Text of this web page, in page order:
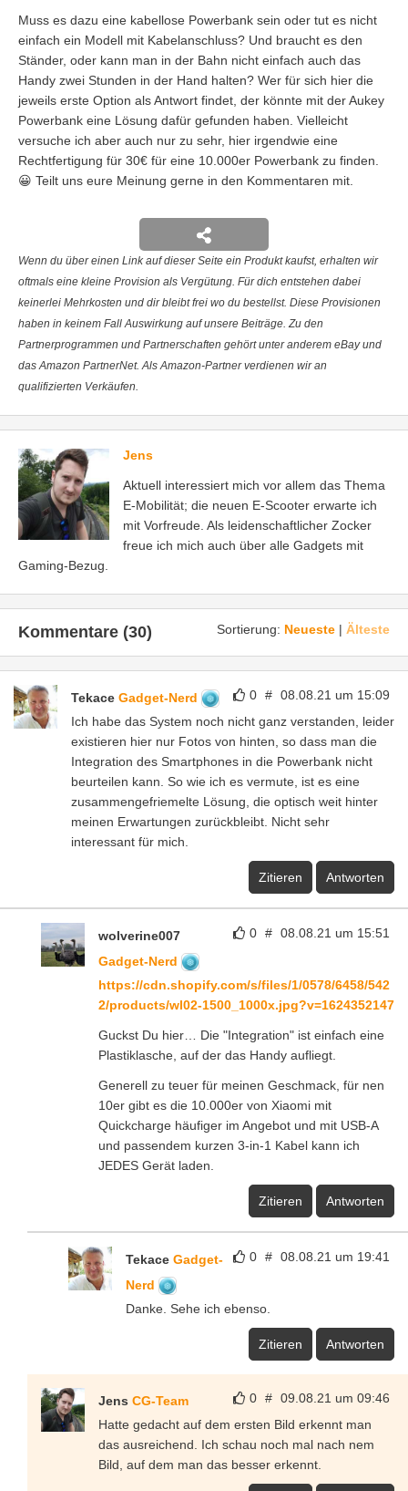
Muss es dazu eine kabellose Powerbank sein oder tut es nicht
einfach ein Modell mit Kabelanschluss? Und braucht es den
Ständer, oder kann man in der Bahn nicht einfach auch das
Handy zwei Stunden in der Hand halten? Wer für sich hier die
jeweils erste Option als Antwort findet, der könnte mit der Aukey
Powerbank eine Lösung dafür gefunden haben. Vielleicht
versuche ich aber auch nur zu sehr, hier irgendwie eine
Rechtfertigung für 30€ für eine 10.000er Powerbank zu finden.
😀 Teilt uns eure Meinung gerne in den Kommentaren mit.
Wenn du über einen Link auf dieser Seite ein Produkt kaufst, erhalten wir
oftmals eine kleine Provision als Vergütung. Für dich entstehen dabei
keinerlei Mehrkosten und dir bleibt frei wo du bestellst. Diese Provisionen
haben in keinem Fall Auswirkung auf unsere Beiträge. Zu den
Partnerprogrammen und Partnerschaften gehört unter anderem eBay und
das Amazon PartnerNet. Als Amazon-Partner verdienen wir an
qualifizierten Verkäufen.
Jens
Aktuell interessiert mich vor allem das Thema
E-Mobilität; die neuen E-Scooter erwarte ich
mit Vorfreude. Als leidenschaftlicher Zocker
freue ich mich auch über alle Gadgets mit
Gaming-Bezug.
Sortierung: Neueste | Älteste
Kommentare (30)
0 # 08.08.21 um 15:09
Tekace Gadget-Nerd
Ich habe das System noch nicht ganz verstanden, leider
existieren hier nur Fotos von hinten, so dass man die
Integration des Smartphones in die Powerbank nicht
beurteilen kann. So wie ich es vermute, ist es eine
zusammengefriemelte Lösung, die optisch weit hinter
meinen Erwartungen zurückbleibt. Nicht sehr
interessant für mich.
Zitieren Antworten
0 # 08.08.21 um 15:51
wolverine007
Gadget-Nerd
https://cdn.shopify.com/s/files/1/0578/6458/542
2/products/wl02-1500_1000x.jpg?v=1624352147
Guckst Du hier… Die "Integration" ist einfach eine
Plastiklasche, auf der das Handy aufliegt.
Generell zu teuer für meinen Geschmack, für nen
10er gibt es die 10.000er von Xiaomi mit
Quickcharge häufiger im Angebot und mit USB-A
und passendem kurzen 3-in-1 Kabel kann ich
JEDES Gerät laden.
Zitieren Antworten
0 # 08.08.21 um 19:41
Tekace Gadget-
Nerd
Danke. Sehe ich ebenso.
Zitieren Antworten
0 # 09.08.21 um 09:46
Jens CG-Team
Hatte gedacht auf dem ersten Bild erkennt man
das ausreichend. Ich schau noch mal nach nem
Bild, auf dem man das besser erkennt.